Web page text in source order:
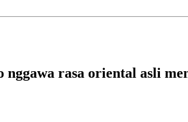
rasa oriental asli